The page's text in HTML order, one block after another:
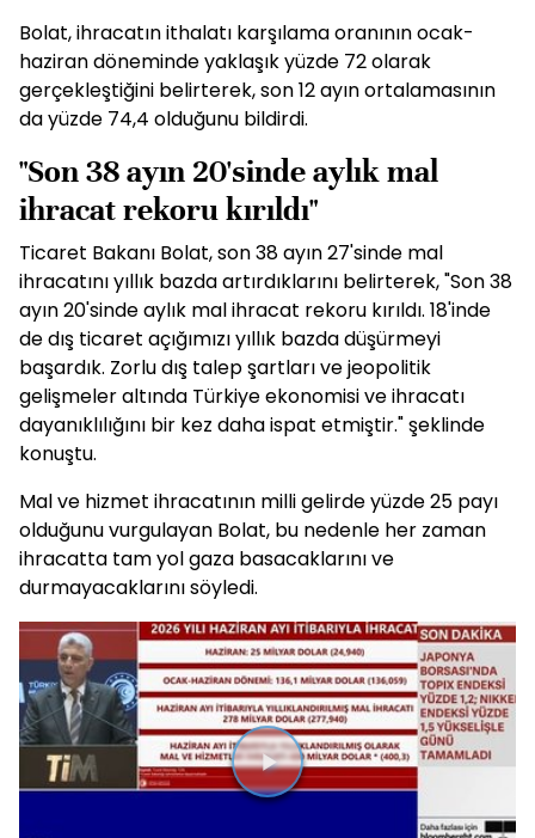
Bolat, ihracatın ithalatı karşılama oranının ocak-
haziran döneminde yaklaşık yüzde 72 olarak
gerçekleştiğini belirterek, son 12 ayın ortalamasının
da yüzde 74,4 olduğunu bildirdi.
"Son 38 ayın 20'sinde aylık mal
ihracat rekoru kırıldı"
Ticaret Bakanı Bolat, son 38 ayın 27'sinde mal
ihracatını yıllık bazda artırdıklarını belirterek, "Son 38
ayın 20'sinde aylık mal ihracat rekoru kırıldı. 18'inde
de dış ticaret açığımızı yıllık bazda düşürmeyi
başardık. Zorlu dış talep şartları ve jeopolitik
gelişmeler altında Türkiye ekonomisi ve ihracatı
dayanıklılığını bir kez daha ispat etmiştir." şeklinde
konuştu.
Mal ve hizmet ihracatının milli gelirde yüzde 25 payı
olduğunu vurgulayan Bolat, bu nedenle her zaman
ihracatta tam yol gaza basacaklarını ve
durmayacaklarını söyledi.
Videoyu